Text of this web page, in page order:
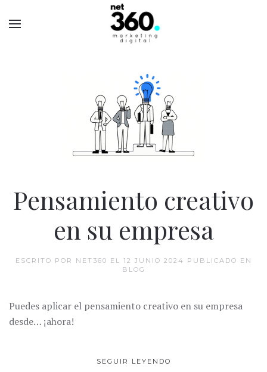
Pensamiento creativo
en su empresa
ESCRITO POR NET360 EL 12 JUNIO 2024 PUBLICADO EN
BLOG
Puedes aplicar el pensamiento creativo en su empresa
desde… ¡ahora!
SEGUIR LEYENDO